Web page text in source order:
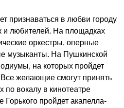
признаваться в любви городу
и любителей. На площадках
оркестры, оперные
музыканты. На Пушкинской
на которых пройдет
желающие смогут принять
по вокалу в кинотеатре
пройдет акапелла-